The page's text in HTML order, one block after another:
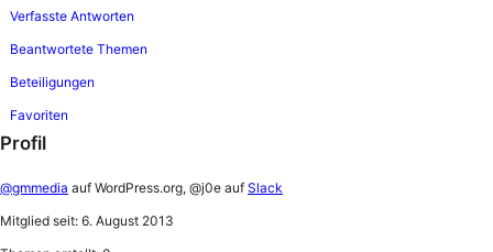
Verfasste Antworten
Beantwortete Themen
Beteiligungen
Favoriten
Profil
@gmmedia auf WordPress.org, @j0e auf Slack
Mitglied seit: 6. August 2013